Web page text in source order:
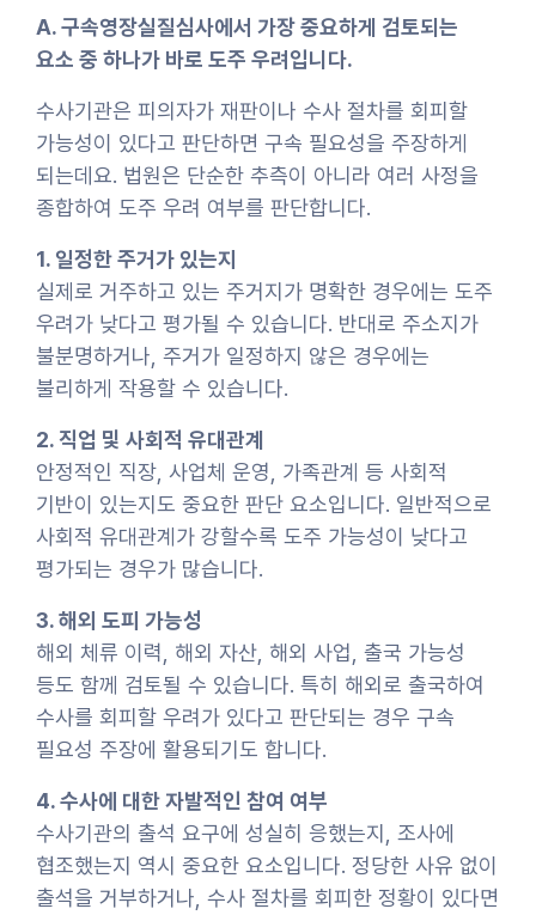
A. 구속영장실질심사에서 가장 중요하게 검토되는
요소 중 하나가 바로 도주 우려입니다.
수사기관은 피의자가 재판이나 수사 절차를 회피할
가능성이 있다고 판단하면 구속 필요성을 주장하게
되는데요. 법원은 단순한 추측이 아니라 여러 사정을
종합하여 도주 우려 여부를 판단합니다.
1. 일정한 주거가 있는지
실제로 거주하고 있는 주거지가 명확한 경우에는 도주
우려가 낮다고 평가될 수 있습니다. 반대로 주소지가
불분명하거나, 주거가 일정하지 않은 경우에는
불리하게 작용할 수 있습니다.
2. 직업 및 사회적 유대관계
안정적인 직장, 사업체 운영, 가족관계 등 사회적
기반이 있는지도 중요한 판단 요소입니다. 일반적으로
사회적 유대관계가 강할수록 도주 가능성이 낮다고
평가되는 경우가 많습니다.
3. 해외 도피 가능성
해외 체류 이력, 해외 자산, 해외 사업, 출국 가능성
등도 함께 검토될 수 있습니다. 특히 해외로 출국하여
수사를 회피할 우려가 있다고 판단되는 경우 구속
필요성 주장에 활용되기도 합니다.
4. 수사에 대한 자발적인 참여 여부
수사기관의 출석 요구에 성실히 응했는지, 조사에
협조했는지 역시 중요한 요소입니다. 정당한 사유 없이
출석을 거부하거나, 수사 절차를 회피한 정황이 있다면